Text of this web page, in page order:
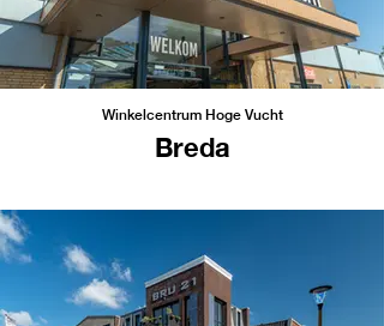
Winkelcentrum Hoge Vucht
Breda